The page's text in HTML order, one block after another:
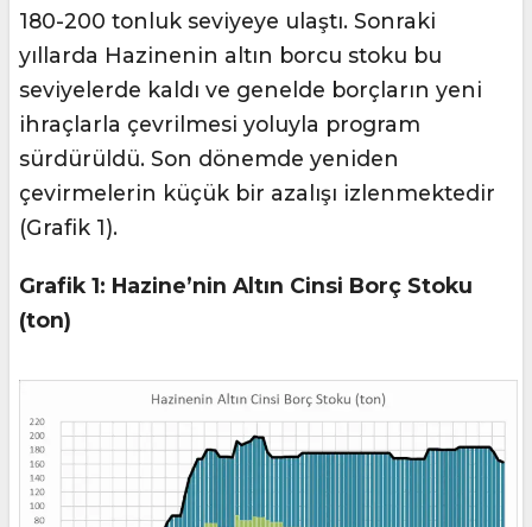
180-200 tonluk seviyeye ulaştı. Sonraki
yıllarda Hazinenin altın borcu stoku bu
seviyelerde kaldı ve genelde borçların yeni
ihraçlarla çevrilmesi yoluyla program
sürdürüldü. Son dönemde yeniden
çevirmelerin küçük bir azalışı izlenmektedir
(Grafik 1).
Grafik 1: Hazine’nin Altın Cinsi Borç Stoku
(ton)